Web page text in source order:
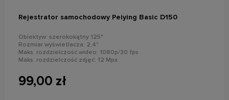
Rejestrator samochodowy Peiying Basic D150
Obiektyw: szerokokątny 125°
Rozmiar wyświetlacza: 2,4"
Maks. rozdzielczość wideo: 1080p/30 fps
Maks. rozdzielczość zdjęć: 12 Mpx
Wbudowany mikrofon
99,00 zł